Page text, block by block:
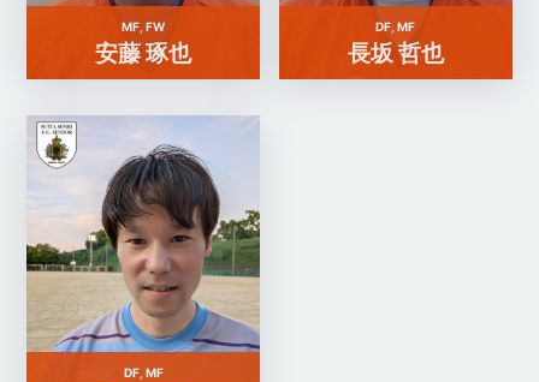
MF, FW
安藤 琢也
DF, MF
長坂 哲也
DF, MF